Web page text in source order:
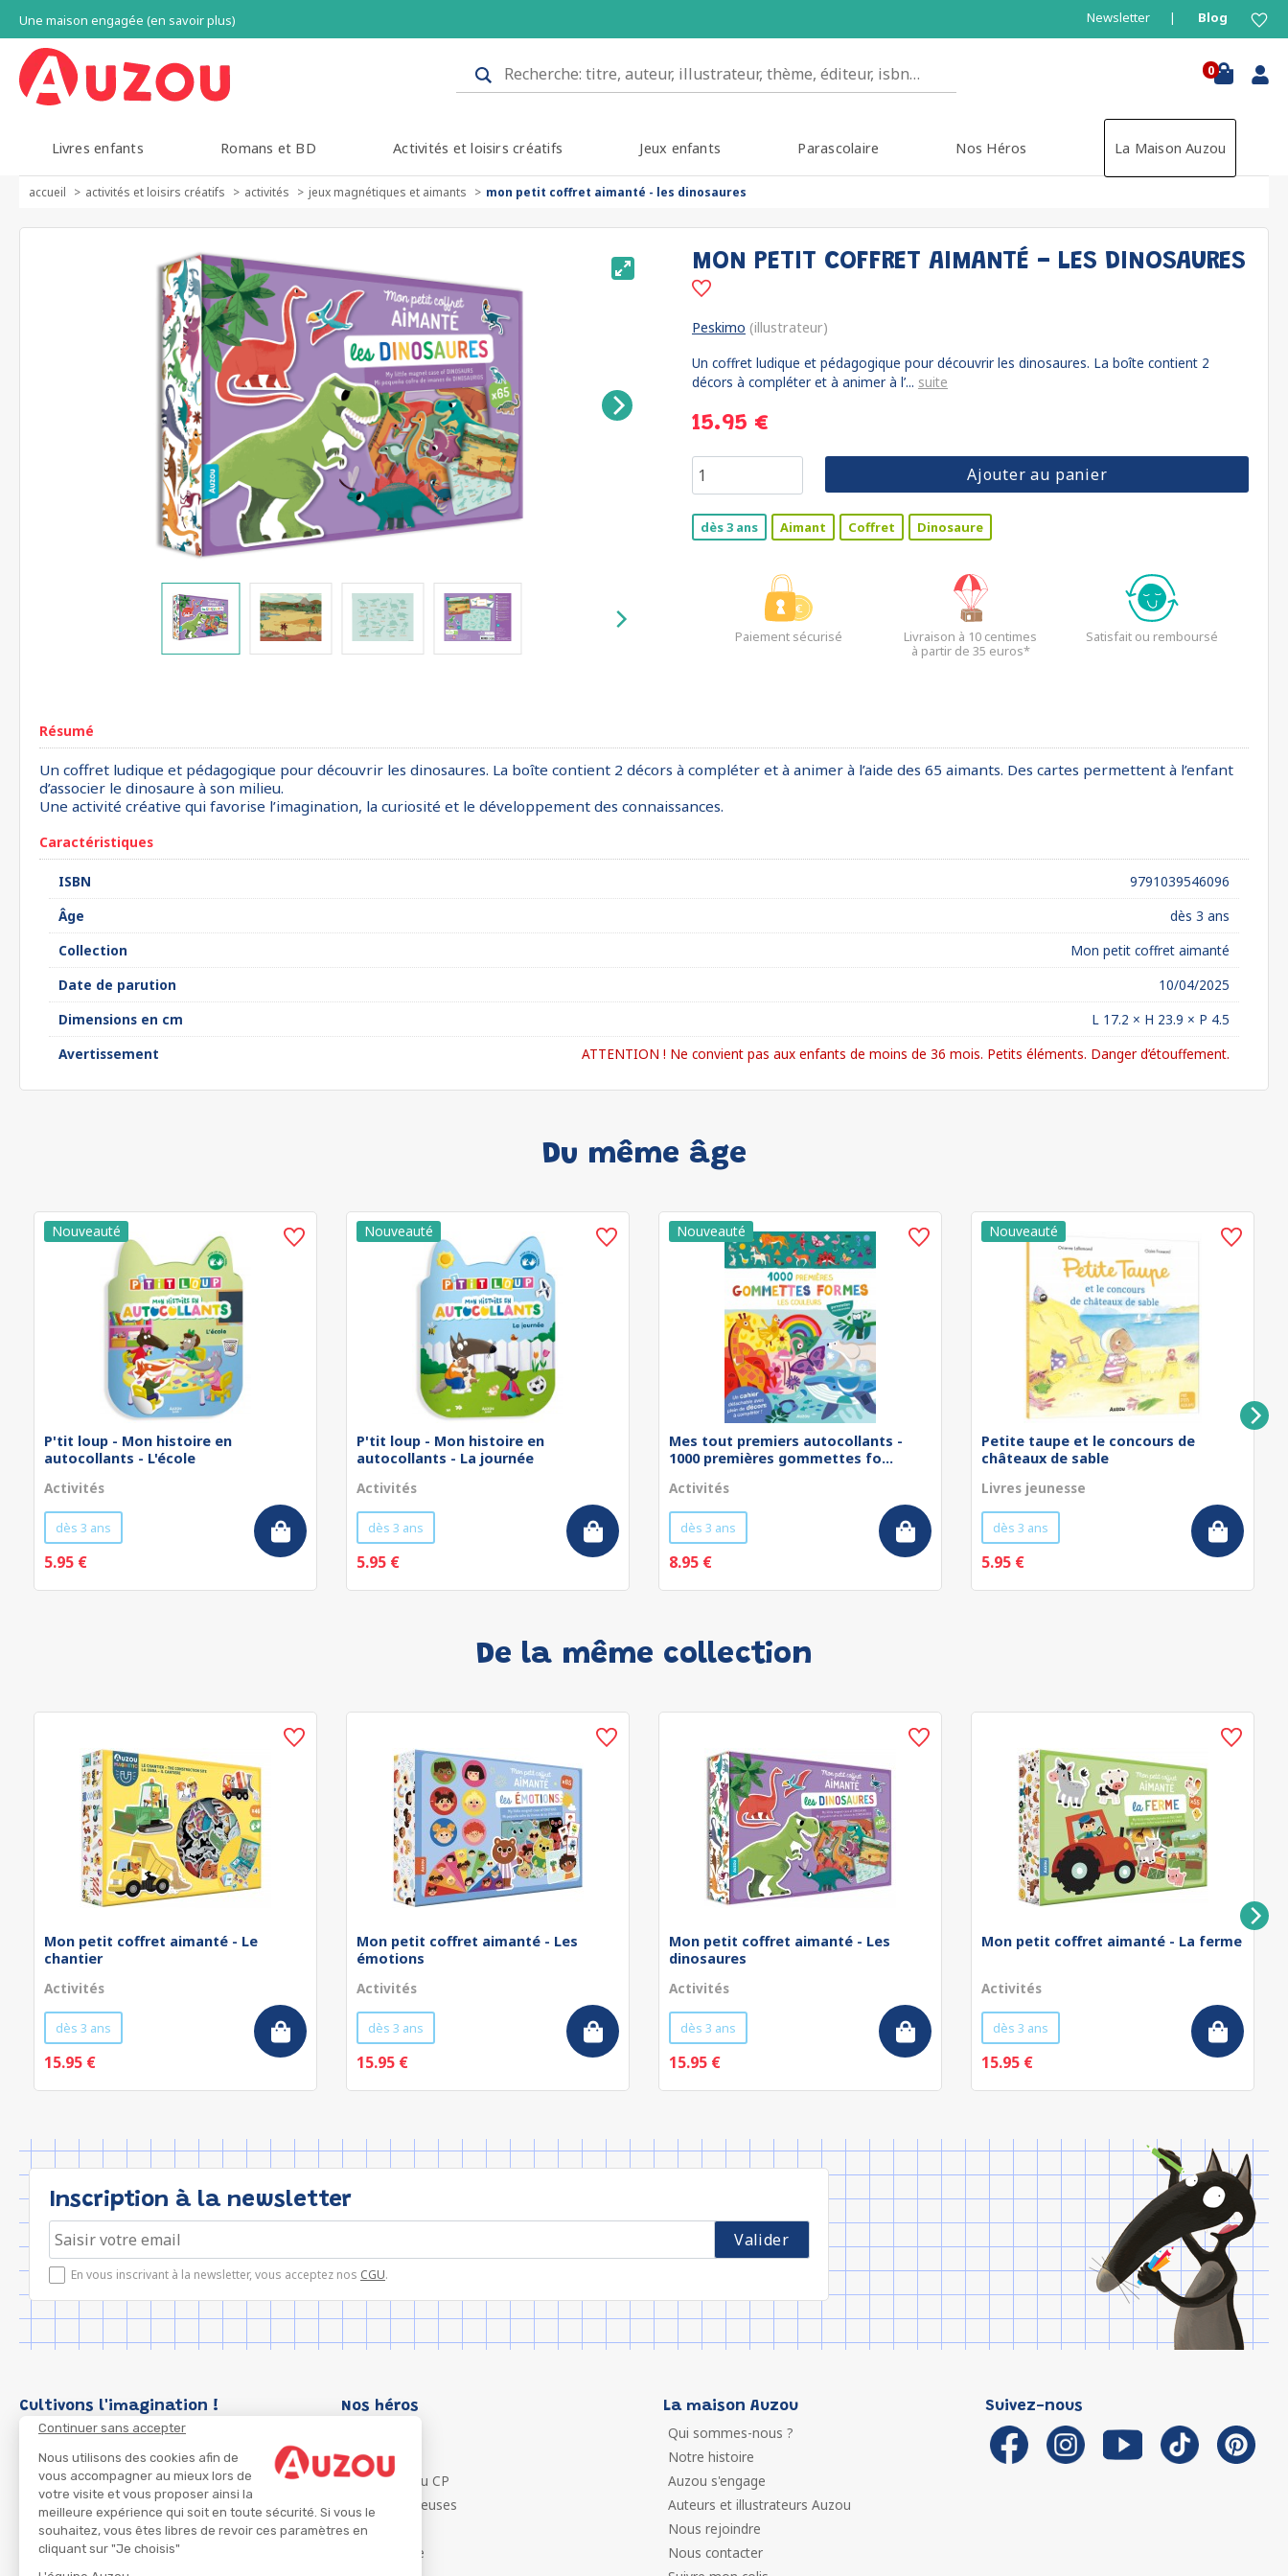
Continuer sans accepter
Nous utilisons des cookies afin de
vous accompagner au mieux lors de
votre visite et vous proposer ainsi la
meilleure expérience qui soit en toute sécurité. Si vous le
souhaitez, vous êtes libres de revoir ces paramètres en
cliquant sur "Je choisis"
Une maison engagée (en savoir plus) Newsletter Blog
0
Livres enfants Romans et BD Activités et loisirs créatifs Jeux enfants Parascolaire Nos Héros La Maison Auzou
accueil activités et loisirs créatifs activités jeux magnétiques et aimants mon petit coffret aimanté - les dinosaures
MON PETIT COFFRET AIMANTÉ - LES DINOSAURES
Peskimo (illustrateur)
Un coffret ludique et pédagogique pour découvrir les dinosaures. La boîte contient 2
décors à compléter et à animer à l’... suite
15.95 €
Ajouter au panier
dès 3 ans Aimant Coffret Dinosaure
Paiement sécurisé
Livraison à 10 centimes
à partir de 35 euros*
Satisfait ou remboursé
Résumé
Un coffret ludique et pédagogique pour découvrir les dinosaures. La boîte contient 2 décors à compléter et à animer à l’aide des 65 aimants. Des cartes permettent à l’enfant
d’associer le dinosaure à son milieu.
Une activité créative qui favorise l’imagination, la curiosité et le développement des connaissances.
Caractéristiques
ISBN
9791039546096
Âge
dès 3 ans
Collection
Mon petit coffret aimanté
Date de parution
10/04/2025
Dimensions en cm
L 17.2 × H 23.9 × P 4.5
Avertissement
ATTENTION ! Ne convient pas aux enfants de moins de 36 mois. Petits éléments. Danger d’étouffement.
Du même âge
P'tit loup - Mon histoire en
autocollants - L'école
Activités
dès 3 ans
5.95 €
P'tit loup - Mon histoire en
autocollants - La journée
Activités
dès 3 ans
5.95 €
Mes tout premiers autocollants -
1000 premières gommettes fo...
Activités
dès 3 ans
8.95 €
Petite taupe et le concours de
châteaux de sable
Livres jeunesse
dès 3 ans
5.95 €
De la même collection
Mon petit coffret aimanté - Le
chantier
Activités
dès 3 ans
15.95 €
Mon petit coffret aimanté - Les
émotions
Activités
dès 3 ans
15.95 €
Mon petit coffret aimanté - Les
dinosaures
Activités
dès 3 ans
15.95 €
Mon petit coffret aimanté - La ferme
Activités
dès 3 ans
15.95 €
Inscription à la newsletter
En vous inscrivant à la newsletter, vous acceptez nos CGU.
Cultivons l'imagination ! Nos héros
P'tit Loup
Les Héros du CP
Les Influenceuses
Migali
Petite Taupe
La maison Auzou
Qui sommes-nous ?
Notre histoire
Auzou s'engage
Auteurs et illustrateurs Auzou
Nous rejoindre
Nous contacter
Suivez-nous